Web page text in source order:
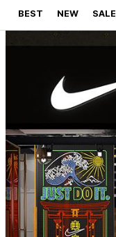
BEST NEW SALE